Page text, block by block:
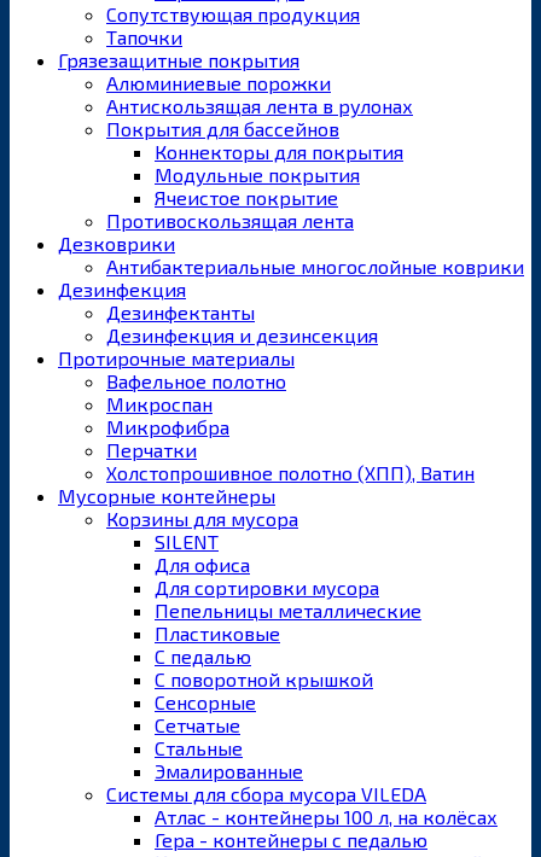
Сопутствующая продукция
Тапочки
Грязезащитные покрытия
Алюминиевые порожки
Антискользящая лента в рулонах
Покрытия для бассейнов
Коннекторы для покрытия
Модульные покрытия
Ячеистое покрытие
Противоскользящая лента
Дезковрики
Антибактериальные многослойные коврики
Дезинфекция
Дезинфектанты
Дезинфекция и дезинсекция
Протирочные материалы
Вафельное полотно
Микроспан
Микрофибра
Перчатки
Холстопрошивное полотно (ХПП), Ватин
Мусорные контейнеры
Корзины для мусора
SILENT
Для офиса
Для сортировки мусора
Пепельницы металлические
Пластиковые
С педалью
С поворотной крышкой
Сенсорные
Сетчатые
Стальные
Эмалированные
Системы для сбора мусора VILEDA
Атлас - контейнеры 100 л, на колёсах
Гера - контейнеры с педалью